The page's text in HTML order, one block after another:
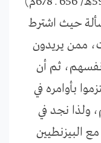
حيث اشترط
ممن يريدون
ثم أن
بأوامره في
ولذا نجد في
البيزنطيين